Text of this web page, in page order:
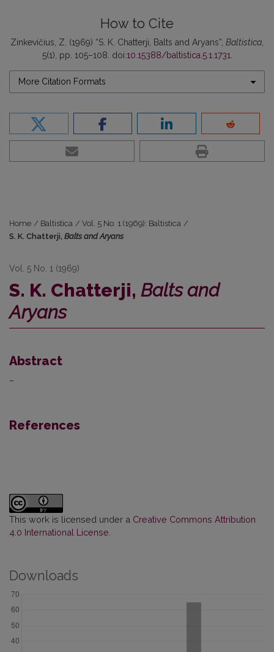
How to Cite
Zinkevičius, Z. (1969) “S. K. Chatterji, Balts and Aryans”, Baltistica,
5(1), pp. 105–108. doi:10.15388/baltistica.5.1.1731.
More Citation Formats
Home / Baltistica / Vol. 5 No. 1 (1969): Baltistica /
S. K. Chatterji, Balts and Aryans
Vol. 5 No. 1 (1969)
S. K. Chatterji, Balts and
Aryans
Abstract
–
References
This work is licensed under a Creative Commons Attribution
4.0 International License.
Downloads